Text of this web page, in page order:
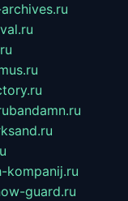
bandamn.ru
kompanij.ru
guard.ru